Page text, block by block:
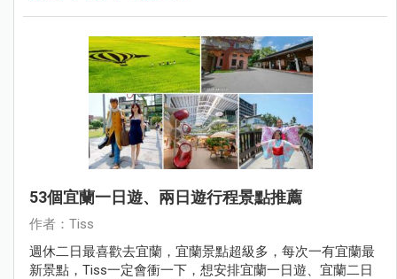
53個宜蘭一日遊、兩日遊行程景點推薦
作者：Tiss
週休二日最喜歡去宜蘭，宜蘭景點超級多，每次一有宜蘭最
新景點，Tiss一定會衝一下，想安排宜蘭一日遊、宜蘭二日